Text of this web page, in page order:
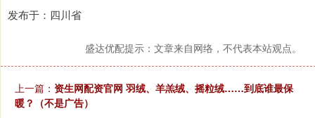
发布于：四川省
盛达优配提示：文章来自网络，不代表本站观点。
上一篇： 资生网配资官网 羽绒、羊羔绒、摇粒绒……到底谁最保
暖？（不是广告）